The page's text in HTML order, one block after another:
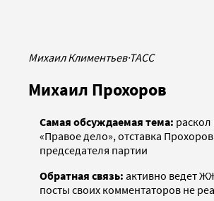
Михаил Климентьев·ТАСС
Михаил Прохоров
Самая обсуждаемая тема: раскол
«Правое дело», отставка
председателя партии
Обратная связь: активно ведет
посты своих комментаторов не